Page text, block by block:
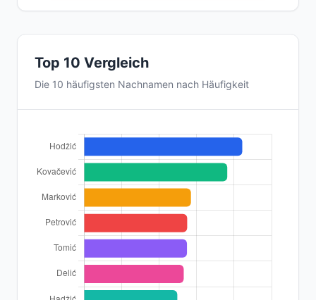
Top 10 Vergleich
Die 10 häufigsten Nachnamen nach Häufigkeit